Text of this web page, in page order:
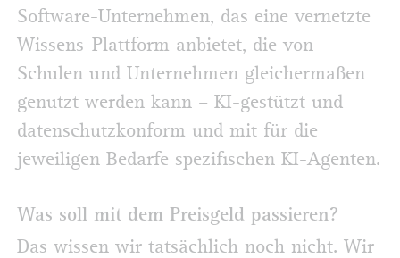
Software-Unternehmen, das eine vernetzte
Wissens-Plattform anbietet, die von
Schulen und Unternehmen gleichermaßen
genutzt werden kann – KI-gestützt und
datenschutzkonform und mit für die
jeweiligen Bedarfe spezifischen KI-Agenten.
Was soll mit dem Preisgeld passieren?
Das wissen wir tatsächlich noch nicht. Wir